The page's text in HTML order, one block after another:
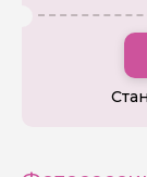
Ваша